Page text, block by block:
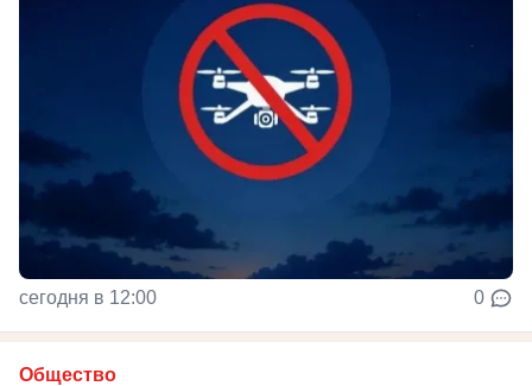
сегодня в 12:00 0
Общество